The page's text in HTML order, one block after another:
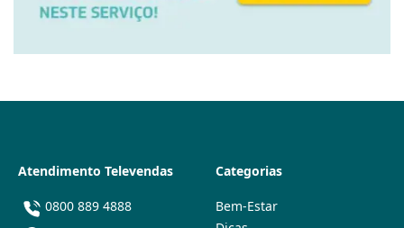
Atendimento Televendas
0800 889 4888
Categorias
Bem-Estar